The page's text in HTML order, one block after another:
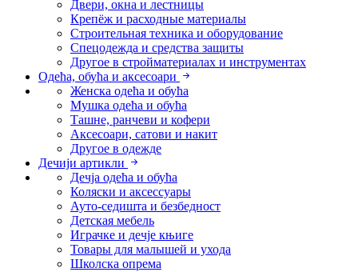
Двери, окна и лестницы
Крепёж и расходные материалы
Строительная техника и оборудование
Спецодежда и средства защиты
Другое в стройматериалах и инструментах
Одећа, обућа и аксесоари
Женска одећа и обућа
Мушка одећа и обућа
Ташне, ранчеви и кофери
Аксесоари, сатови и накит
Другое в одежде
Дечији артикли
Дечја одећа и обућа
Коляски и аксессуары
Ауто-седишта и безбедност
Детская мебель
Играчке и дечје књиге
Товары для малышей и ухода
Школска опрема